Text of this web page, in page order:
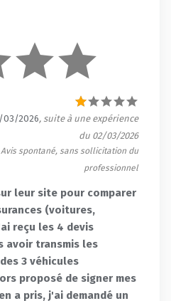
03/2026, suite à une expérience
du 02/03/2026
Avis spontané, sans sollicitation du
professionnel
leur site pour comparer
(voitures,
reçu les 4 devis
avoir transmis les
3 véhicules
proposé de signer mes
a pris, j'ai demandé un